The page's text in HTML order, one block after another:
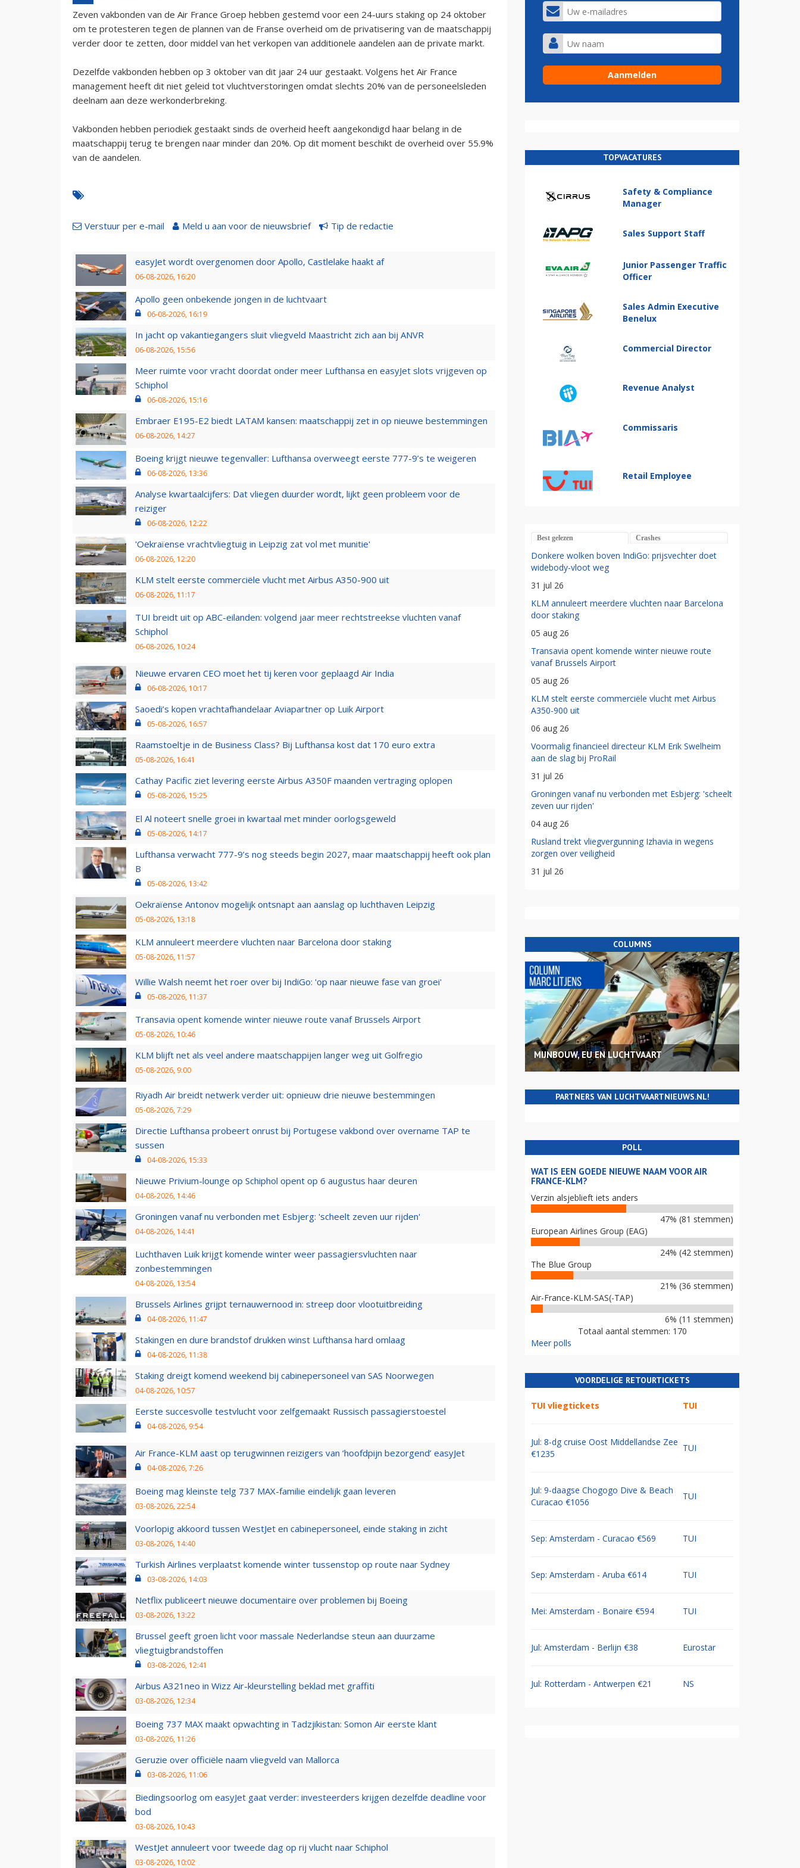
Zeven vakbonden van de Air France Groep hebben gestemd voor een 24-uurs staking op 24 oktober
om te protesteren tegen de plannen van de Franse overheid om de privatisering van de maatschappij
verder door te zetten, door middel van het verkopen van additionele aandelen aan de private markt.
Dezelfde vakbonden hebben op 3 oktober van dit jaar 24 uur gestaakt. Volgens het Air France
management heeft dit niet geleid tot vluchtverstoringen omdat slechts 20% van de personeelsleden
deelnam aan deze werkonderbreking.
Vakbonden hebben periodiek gestaakt sinds de overheid heeft aangekondigd haar belang in de
maatschappij terug te brengen naar minder dan 20%. Op dit moment beschikt de overheid over 55.9%
van de aandelen.
Verstuur per e-mail Meld u aan voor de nieuwsbrief Tip de redactie
easyJet wordt overgenomen door Apollo, Castlelake haakt af
06-08-2026, 16:20
Apollo geen onbekende jongen in de luchtvaart
06-08-2026, 16:19
In jacht op vakantiegangers sluit vliegveld Maastricht zich aan bij ANVR
06-08-2026, 15:56
Meer ruimte voor vracht doordat onder meer Lufthansa en easyJet slots vrijgeven op
Schiphol
06-08-2026, 15:16
Embraer E195-E2 biedt LATAM kansen: maatschappij zet in op nieuwe bestemmingen
06-08-2026, 14:27
Boeing krijgt nieuwe tegenvaller: Lufthansa overweegt eerste 777-9’s te weigeren
06-08-2026, 13:36
Analyse kwartaalcijfers: Dat vliegen duurder wordt, lijkt geen probleem voor de
reiziger
06-08-2026, 12:22
'Oekraïense vrachtvliegtuig in Leipzig zat vol met munitie'
06-08-2026, 12:20
KLM stelt eerste commerciële vlucht met Airbus A350-900 uit
06-08-2026, 11:17
TUI breidt uit op ABC-eilanden: volgend jaar meer rechtstreekse vluchten vanaf
Schiphol
06-08-2026, 10:24
Nieuwe ervaren CEO moet het tij keren voor geplaagd Air India
06-08-2026, 10:17
Saoedi’s kopen vrachtafhandelaar Aviapartner op Luik Airport
05-08-2026, 16:57
Raamstoeltje in de Business Class? Bij Lufthansa kost dat 170 euro extra
05-08-2026, 16:41
Cathay Pacific ziet levering eerste Airbus A350F maanden vertraging oplopen
05-08-2026, 15:25
El Al noteert snelle groei in kwartaal met minder oorlogsgeweld
05-08-2026, 14:17
Lufthansa verwacht 777-9’s nog steeds begin 2027, maar maatschappij heeft ook plan
B
05-08-2026, 13:42
Oekraïense Antonov mogelijk ontsnapt aan aanslag op luchthaven Leipzig
05-08-2026, 13:18
KLM annuleert meerdere vluchten naar Barcelona door staking
05-08-2026, 11:57
Willie Walsh neemt het roer over bij IndiGo: 'op naar nieuwe fase van groei'
05-08-2026, 11:37
Transavia opent komende winter nieuwe route vanaf Brussels Airport
05-08-2026, 10:46
KLM blijft net als veel andere maatschappijen langer weg uit Golfregio
05-08-2026, 9:00
Riyadh Air breidt netwerk verder uit: opnieuw drie nieuwe bestemmingen
05-08-2026, 7:29
Directie Lufthansa probeert onrust bij Portugese vakbond over overname TAP te
sussen
04-08-2026, 15:33
Nieuwe Privium-lounge op Schiphol opent op 6 augustus haar deuren
04-08-2026, 14:46
Groningen vanaf nu verbonden met Esbjerg: 'scheelt zeven uur rijden'
04-08-2026, 14:41
Luchthaven Luik krijgt komende winter weer passagiersvluchten naar
zonbestemmingen
04-08-2026, 13:54
Brussels Airlines grijpt ternauwernood in: streep door vlootuitbreiding
04-08-2026, 11:47
Stakingen en dure brandstof drukken winst Lufthansa hard omlaag
04-08-2026, 11:38
Staking dreigt komend weekend bij cabinepersoneel van SAS Noorwegen
04-08-2026, 10:57
Eerste succesvolle testvlucht voor zelfgemaakt Russisch passagierstoestel
04-08-2026, 9:54
Air France-KLM aast op terugwinnen reizigers van ‘hoofdpijn bezorgend’ easyJet
04-08-2026, 7:26
Boeing mag kleinste telg 737 MAX-familie eindelijk gaan leveren
03-08-2026, 22:54
Voorlopig akkoord tussen WestJet en cabinepersoneel, einde staking in zicht
03-08-2026, 14:40
Turkish Airlines verplaatst komende winter tussenstop op route naar Sydney
03-08-2026, 14:03
Netflix publiceert nieuwe documentaire over problemen bij Boeing
03-08-2026, 13:22
Brussel geeft groen licht voor massale Nederlandse steun aan duurzame
vliegtuigbrandstoffen
03-08-2026, 12:41
Airbus A321neo in Wizz Air-kleurstelling beklad met graffiti
03-08-2026, 12:34
Boeing 737 MAX maakt opwachting in Tadzjikistan: Somon Air eerste klant
03-08-2026, 11:26
Geruzie over officiële naam vliegveld van Mallorca
03-08-2026, 11:06
Biedingsoorlog om easyJet gaat verder: investeerders krijgen dezelfde deadline voor
bod
03-08-2026, 10:43
WestJet annuleert voor tweede dag op rij vlucht naar Schiphol
03-08-2026, 10:02
TOPVACATURES
Safety & Compliance
Manager
Sales Support Staff
Junior Passenger Traffic
Officer
Sales Admin Executive
Benelux
Commercial Director
Revenue Analyst
Commissaris
Retail Employee
Best gelezen Crashes
Donkere wolken boven IndiGo: prijsvechter doet
widebody-vloot weg
31 jul 26
KLM annuleert meerdere vluchten naar Barcelona
door staking
05 aug 26
Transavia opent komende winter nieuwe route
vanaf Brussels Airport
05 aug 26
KLM stelt eerste commerciële vlucht met Airbus
A350-900 uit
06 aug 26
Voormalig financieel directeur KLM Erik Swelheim
aan de slag bij ProRail
31 jul 26
Groningen vanaf nu verbonden met Esbjerg: 'scheelt
zeven uur rijden'
04 aug 26
Rusland trekt vliegvergunning Izhavia in wegens
zorgen over veiligheid
31 jul 26
COLUMNS
MIJNBOUW, EU EN LUCHTVAART
PARTNERS VAN LUCHTVAARTNIEUWS.NL!
POLL
WAT IS EEN GOEDE NIEUWE NAAM VOOR AIR
FRANCE-KLM?
Verzin alsjeblieft iets anders
47% (81 stemmen)
European Airlines Group (EAG)
24% (42 stemmen)
The Blue Group
21% (36 stemmen)
Air-France-KLM-SAS(-TAP)
6% (11 stemmen)
Totaal aantal stemmen: 170
Meer polls
VOORDELIGE RETOURTICKETS
TUI vliegtickets TUI
Jul: 8-dg cruise Oost Middellandse Zee
€1235
TUI
Jul: 9-daagse Chogogo Dive & Beach
Curacao €1056
TUI
Sep: Amsterdam - Curacao €569 TUI
Sep: Amsterdam - Aruba €614 TUI
Mei: Amsterdam - Bonaire €594 TUI
Jul: Amsterdam - Berlijn €38 Eurostar
Jul: Rotterdam - Antwerpen €21 NS